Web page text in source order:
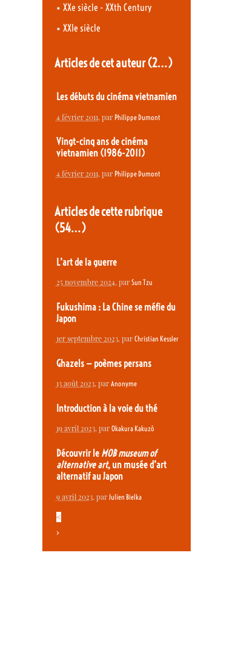
• XXe siècle - XXth Century
• XXIe siècle
Articles de cet auteur(2…)
Les débuts du cinéma vietnamien
4 février 2011, par Philippe Dumont
Vingt-cinq ans de cinéma
vietnamien (1986-2011)
4 février 2011, par Philippe Dumont
Articles de cette rubrique
(54…)
L’art de la guerre
25 novembre 2024, par Sun Tzu
Fukushima : La Chine se méfie du
Japon
1er septembre 2023, par Christian Kessler
Ghazels — poèmes persans
13 août 2023, par Anonyme
Introduction à la voie du thé
19 avril 2023, par Okakura Kakuzô
Découvrir le MOB museum of
alternative art, un musée d’art
alternatif au Japon
9 avril 2023, par Julien Bielka
<
>